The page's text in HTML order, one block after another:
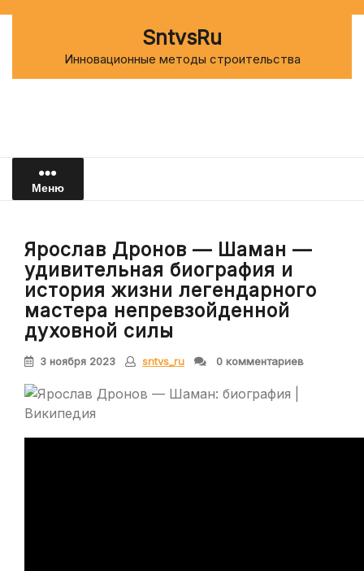
SntvsRu
Инновационные методы строительства
Меню
Ярослав Дронов — Шаман —
удивительная биография и
история жизни легендарного
мастера непревзойденной
духовной силы
3 ноября 2023 sntvs_ru 0 комментариев